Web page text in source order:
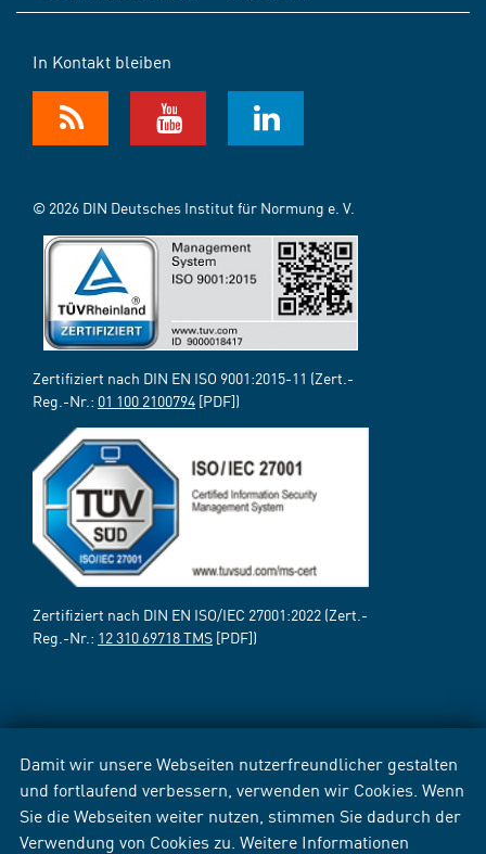
Damit wir unsere Webseiten nutzerfreundlicher gestalten
und fortlaufend verbessern, verwenden wir Cookies. Wenn
Sie die Webseiten weiter nutzen, stimmen Sie dadurch der
Verwendung von Cookies zu. Weitere Informationen
In Kontakt bleiben
© 2026 DIN Deutsches Institut für Normung e. V.
Zertifiziert nach DIN EN ISO 9001:2015-11 (Zert.-
Reg.-Nr.: 01 100 2100794 [PDF])
Zertifiziert nach DIN EN ISO/IEC 27001:2022 (Zert.-
Reg.-Nr.: 12 310 69718 TMS [PDF])